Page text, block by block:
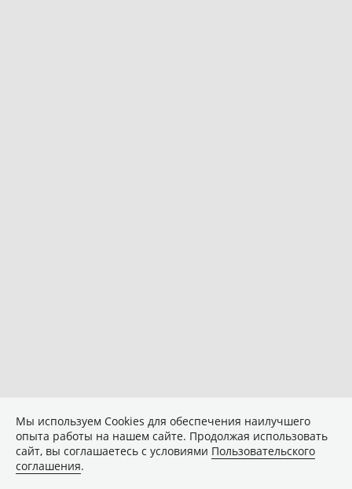
Мы используем Сookies для обеспечения наилучшего
опыта работы на нашем сайте. Продолжая использовать
сайт, вы соглашаетесь с условиями Пользовательского
соглашения.